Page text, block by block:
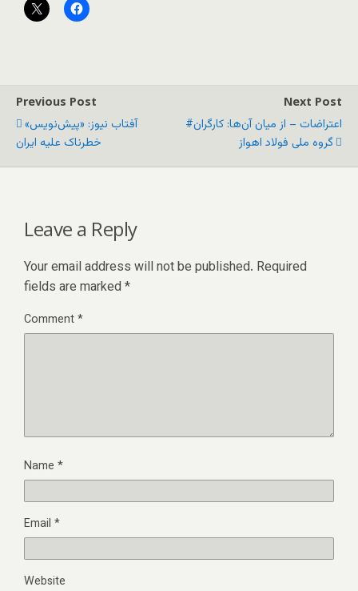
Previous Post
آفتاب نیوز: «پیش‌نویس»
خطرناک علیه ایران
Next Post
#اعتراضات – از میان آن‌ها: کارگران
گروه ملی فولاد اهواز
Leave a Reply
Your email address will not be published. Required
fields are marked *
Comment*
Name *
Email *
Website